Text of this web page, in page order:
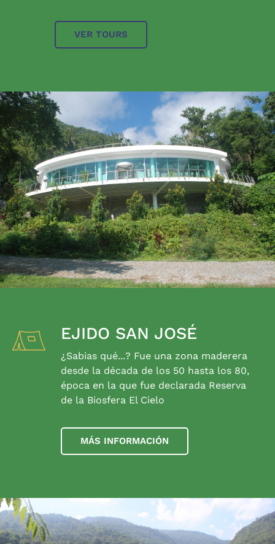
VER TOURS
EJIDO SAN JOSÉ
¿Sabias qué...? Fue una zona maderera
desde la década de los 50 hasta los 80,
época en la que fue declarada Reserva
de la Biosfera El Cielo
MÁS INFORMACIÓN